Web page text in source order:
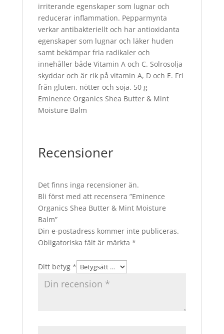
irriterande egenskaper som lugnar och
reducerar inflammation. Pepparmynta
verkar antibakteriellt och har antioxidanta
egenskaper som lugnar och läker huden
samt bekämpar fria radikaler och
innehåller både Vitamin A och C. Solrosolja
skyddar och är rik på vitamin A, D och E. Fri
från gluten, nötter och soja. 50 g
Eminence Organics Shea Butter & Mint
Moisture Balm
Recensioner
Det finns inga recensioner än.
Bli först med att recensera ”Eminence
Organics Shea Butter & Mint Moisture
Balm”
Din e-postadress kommer inte publiceras.
Obligatoriska fält är märkta *
Ditt betyg *